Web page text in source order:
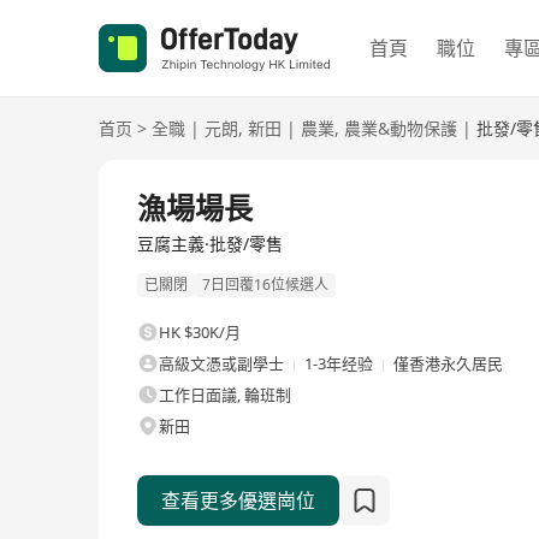
首頁 職位 專
首页 > 全職 | 元朗, 新田 | 農業, 農業&動物保護 | 批發/零
漁場場長
豆腐主義·批發/零售
已關閉 7日回覆16位候選人
HK $30K/月
高級文憑或副學士
1-3年经验
僅香港永久居民
工作日面議, 輪班制
新田
查看更多優選崗位